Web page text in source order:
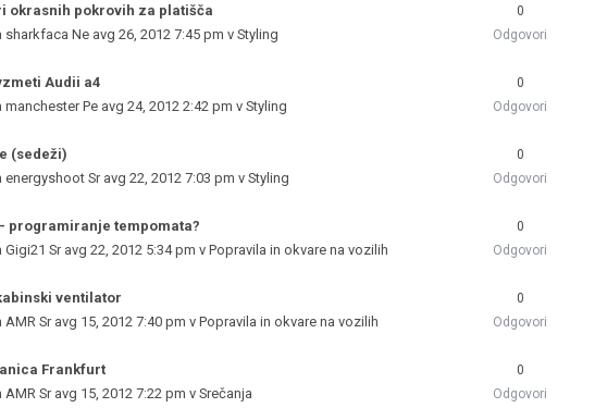
okrasnih pokrovih za platišča
sharkfaca Ne avg 26, 2012 7:45 pm v Styling
0
Odgovori
Audii a4
manchesterPe avg 24, 2012 2:42 pm v Styling
0
Odgovori
(sedeži)
energyshoot Sr avg 22, 2012 7:03 pm v Styling
0
Odgovori
programiranje tempomata?
Gigi21 Sr avg 22, 2012 5:34 pm v Popravila in okvare na vozilih
0
Odgovori
ventilator
AMR Sr avg 15, 2012 7:40 pm v Popravila in okvare na vozilih
0
Odgovori
Frankfurt
AMR Sr avg 15, 2012 7:22 pm v Srečanja
0
Odgovori